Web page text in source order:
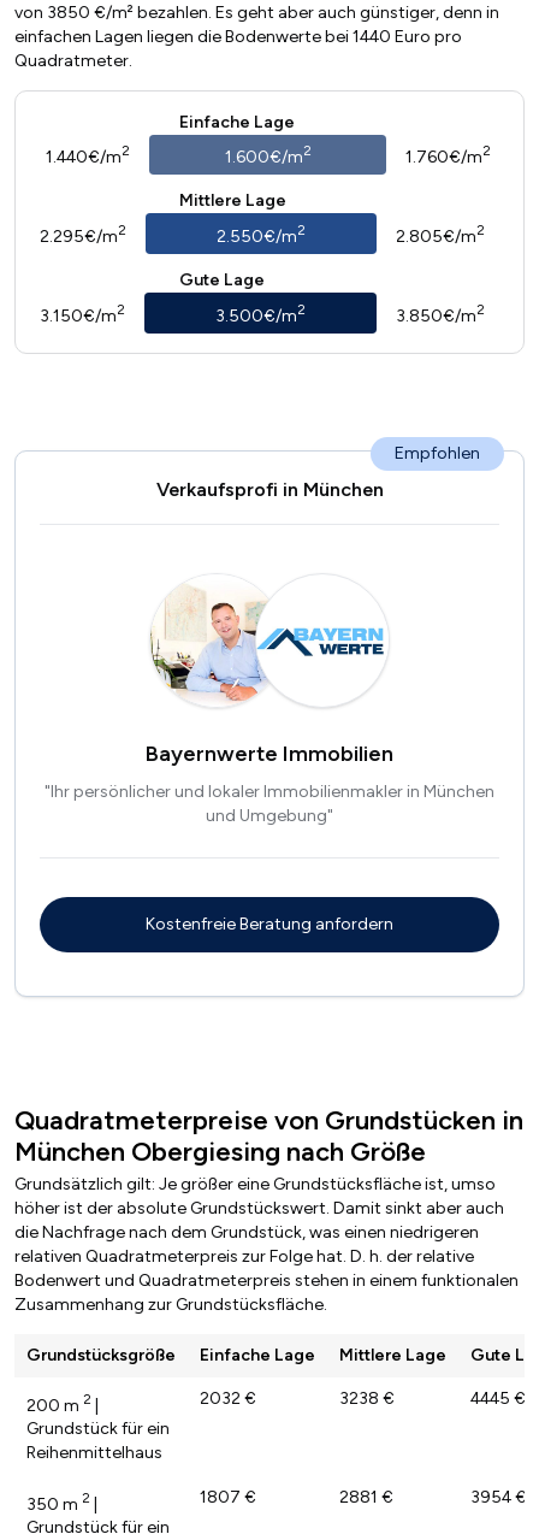
von 3850 €/m² bezahlen. Es geht aber auch günstiger, denn in
einfachen Lagen liegen die Bodenwerte bei 1440 Euro pro
Quadratmeter.
Einfache Lage
1.440€/m2 1.600€/m2 1.760€/m2
Mittlere Lage
2.295€/m2 2.550€/m2 2.805€/m2
Gute Lage
3.150€/m2 3.500€/m2 3.850€/m2
Quadratmeterpreise von Grundstücken in
München Obergiesing nach Größe
Grundsätzlich gilt: Je größer eine Grundstücksfläche ist, umso
höher ist der absolute Grundstückswert. Damit sinkt aber auch
die Nachfrage nach dem Grundstück, was einen niedrigeren
relativen Quadratmeterpreis zur Folge hat. D. h. der relative
Bodenwert und Quadratmeterpreis stehen in einem funktionalen
Zusammenhang zur Grundstücksfläche.
Grundstücksgröße Einfache Lage Mittlere Lage Gute
200 m 2 |
Grundstück für ein
Reihenmittelhaus
2032 € 3238 € 4445 €
350 m 2 |
Grundstück für ein
1807 € 2881 € 3954 €